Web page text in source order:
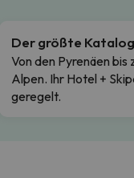
Der größte Katalog
Von den Pyrenäen bis
Alpen. Ihr Hotel +
geregelt.